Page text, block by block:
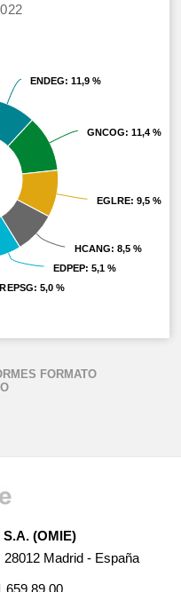
ENDEG: 11,9 %
ENDEG: 11,9 %
GNCOG: 11,4 %
GNCOG: 11,4 %
EGLRE: 9,5 %
EGLRE: 9,5 %
HCANG: 8,5 %
HCANG: 8,5 %
EDPEP: 5,1 %
EDPEP: 5,1 %
REPSG: 5,0 %
REPSG: 5,0 %
FORMATO
(OMIE)
Madrid - España
659 89 00